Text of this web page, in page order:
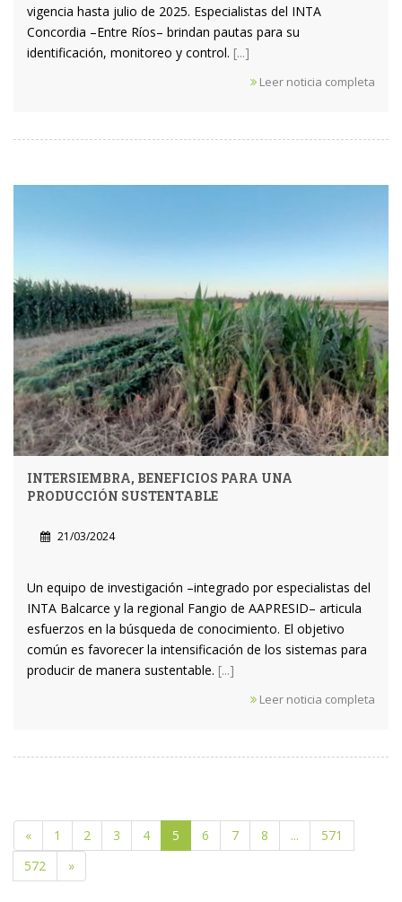
vigencia hasta julio de 2025. Especialistas del INTA
Concordia –Entre Ríos– brindan pautas para su
identificación, monitoreo y control. [...]
Leer noticia completa
INTERSIEMBRA, BENEFICIOS PARA UNA
PRODUCCIÓN SUSTENTABLE
21/03/2024
Un equipo de investigación –integrado por especialistas del
INTA Balcarce y la regional Fangio de AAPRESID– articula
esfuerzos en la búsqueda de conocimiento. El objetivo
común es favorecer la intensificación de los sistemas para
producir de manera sustentable. [...]
Leer noticia completa
« 1 2 3 4 5 6 7 8 ...
571
572
»